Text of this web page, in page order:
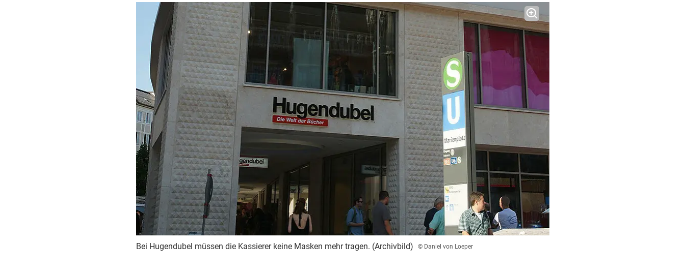
Bei Hugendubel müssen die Kassierer keine Masken mehr tragen. (Archivbild) © Daniel von Loeper